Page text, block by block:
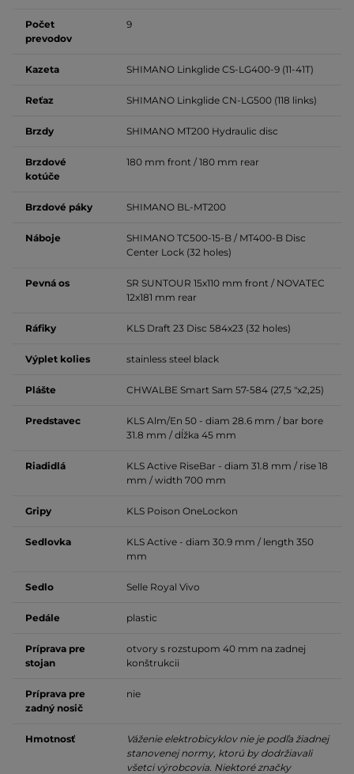
Počet
prevodov
9
Kazeta SHIMANO Linkglide CS-LG400-9 (11-41T)
Reťaz SHIMANO Linkglide CN-LG500 (118 links)
Brzdy SHIMANO MT200 Hydraulic disc
Brzdové
kotúče
180 mm front / 180 mm rear
Brzdové páky SHIMANO BL-MT200
Náboje
SHIMANO TC500-15-B / MT400-B Disc
Center Lock (32 holes)
Pevná os
SR SUNTOUR 15x110 mm front / NOVATEC
12x181 mm rear
Ráfiky KLS Draft 23 Disc 584x23 (32 holes)
Výplet kolies stainless steel black
Plášte CHWALBE Smart Sam 57-584 (27,5 "x2,25)
Predstavec KLS Alm/En 50 - diam 28.6 mm / bar bore
31.8 mm / dĺžka 45 mm
Riadidlá KLS Active RiseBar - diam 31.8 mm / rise 18
mm / width 700 mm
Gripy KLS Poison OneLockon
Sedlovka KLS Active - diam 30.9 mm / length 350
mm
Sedlo Selle Royal Vivo
Pedále plastic
Príprava pre
stojan
otvory s rozstupom 40 mm na zadnej
konštrukcii
Príprava pre
zadný nosič
nie
Hmotnosť
Váženie elektrobicyklov nie je podľa žiadnej
stanovenej normy, ktorú by dodržiavali
všetci výrobcovia. Niektoré značky